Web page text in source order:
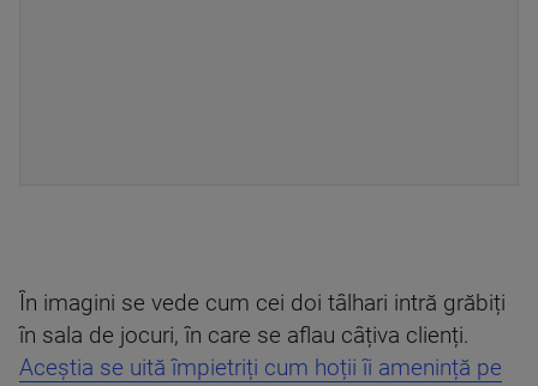
În imagini se vede cum cei doi tâlhari intră grăbiți
în sala de jocuri, în care se aflau câțiva clienți.
Aceștia se uită împietriți cum hoții îi amenință pe